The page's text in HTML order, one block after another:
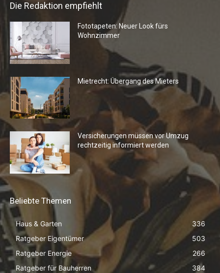
Die Redaktion empfiehlt
Fototapeten: Neuer Look fürs
Wohnzimmer
Mietrecht: Übergang des Mieters
Versicherungen müssen vor Umzug
rechtzeitig informiert werden
Beliebte Themen
Haus & Garten
336
Ratgeber Eigentümer
503
Ratgeber Energie
266
Ratgeber für Bauherren
384